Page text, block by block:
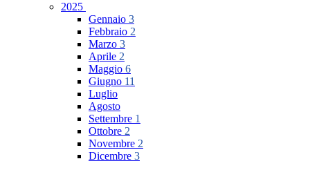
2025
Gennaio 3
Febbraio 2
Marzo 3
Aprile 2
Maggio 6
Giugno 11
Luglio
Agosto
Settembre 1
Ottobre 2
Novembre 2
Dicembre 3